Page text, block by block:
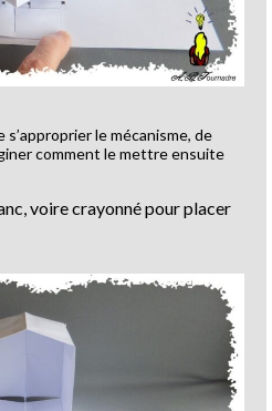
le mécanisme, de
comment le mettre ensuite
voire crayonné pour placer